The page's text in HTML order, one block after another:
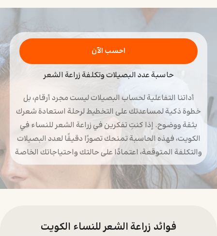
حاسبة عدد البصيلات وتكلفة زراعة الشعر
أداتنا التفاعلية لحساب البصيلات ليست مجرد أرقام، بل
خطوة ذكية لمساعدتك على التخطيط لرحلة استعادة شعرك
بثقة ووضوح. إذا كنتِ تفكرين في زراعة الشعر للنساء في
الكويت، فهذه الحاسبة تمنحك تصورًا دقيقًا لعدد البصيلات
والتكلفة المتوقعة، اعتمادًا على حالتك واحتياجاتك الخاصة
احسب الآن
فوائد زراعة الشعر للنساء الكويت